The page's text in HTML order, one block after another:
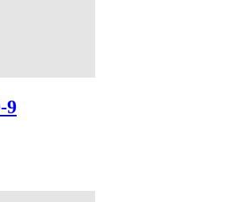
9